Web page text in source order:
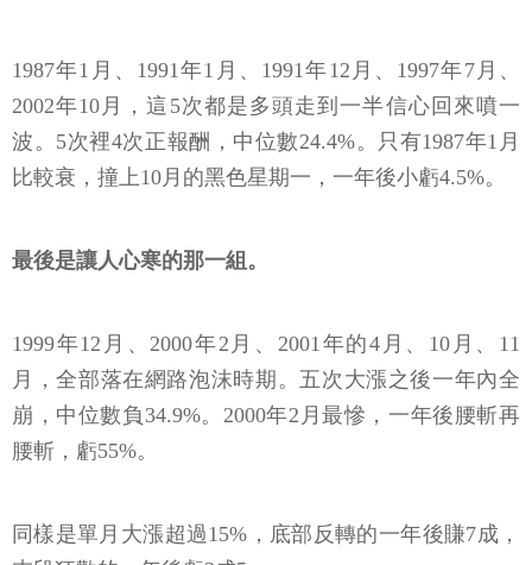
1987年1月、1991年1月、1991年12月、1997年7月、
2002年10月，這5次都是多頭走到一半信心回來噴一
波。5次裡4次正報酬，中位數24.4%。只有1987年1月
比較衰，撞上10月的黑色星期一，一年後小虧4.5%。
最後是讓人心寒的那一組。
1999年12月、2000年2月、2001年的4月、10月、11
月，全部落在網路泡沫時期。五次大漲之後一年內全
崩，中位數負34.9%。2000年2月最慘，一年後腰斬再
腰斬，虧55%。
同樣是單月大漲超過15%，底部反轉的一年後賺7成，